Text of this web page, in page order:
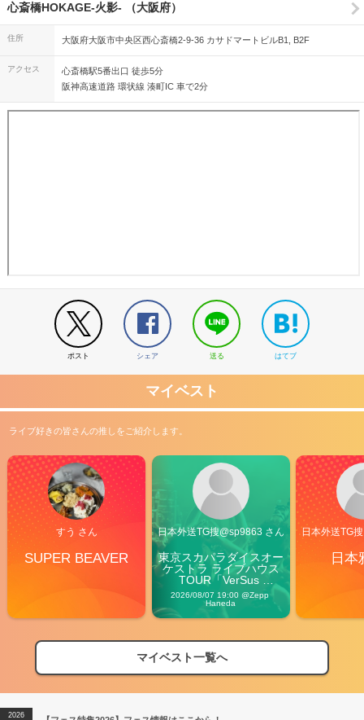
心斎橋HOKAGE-火影- （大阪府）
住所 大阪府大阪市中央区西心斎橋2-9-36 カサドマートビルB1, B2F
アクセス
心斎橋駅5番出口 徒歩5分
阪神高速道路 環状線 湊町IC 車で2分
ポスト シェア 送る はてブ
マイベスト
ライブ好きの皆さんの推しをご紹介します。
すう さん
SUPER BEAVER
日本外送TG搜@sp9863 さん
東京スカパラダイスオー
ケストラ ライブハウス
TOUR「VerSus
Carnival」
2026/08/07 19:00 @Zepp
Haneda
日本外送TG
日本
マイベスト一覧へ
【フェス特集2026】フェス情報はここから！
【ライブ動員ランキング】2026年上半期編発表！
2026